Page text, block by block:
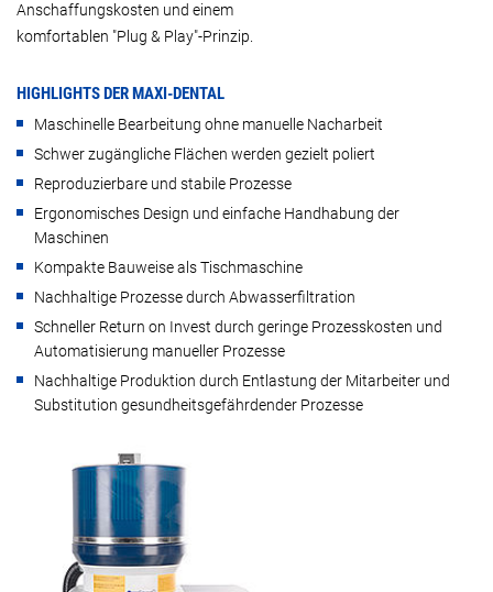
Anschaffungskosten und einem
komfortablen "Plug & Play"-Prinzip.
HIGHLIGHTS DER MAXI-DENTAL
Maschinelle Bearbeitung ohne manuelle Nacharbeit
Schwer zugängliche Flächen werden gezielt poliert
Reproduzierbare und stabile Prozesse
Ergonomisches Design und einfache Handhabung der
Maschinen
Kompakte Bauweise als Tischmaschine
Nachhaltige Prozesse durch Abwasserfiltration
Schneller Return on Invest durch geringe Prozesskosten und
Automatisierung manueller Prozesse
Nachhaltige Produktion durch Entlastung der Mitarbeiter und
Substitution gesundheitsgefährdender Prozesse